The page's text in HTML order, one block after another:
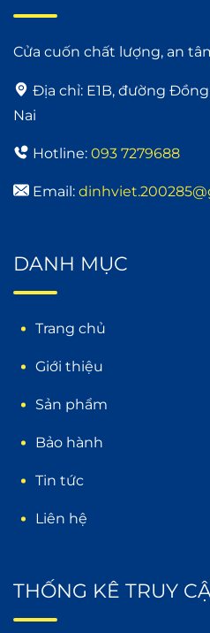
Cửa cuốn chất lượng, an
Địa chỉ: E1B, đường
Nai
Hotline: 093 7279688
Email:
DANH MỤC
Trang chủ
Giới thiệu
Sản phẩm
Bảo hành
Tin tức
Liên hệ
THỐNG KÊ TRUY